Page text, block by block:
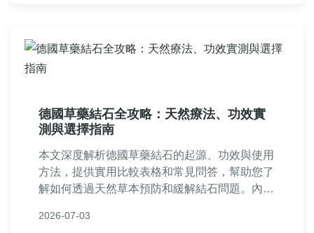
德國草藥結石全攻略：天然療法、功效實
測與選擇指南
本文深度解析德國草藥結石的起源、功效與使用
方法，提供實用比較表格和常見問答，幫助您了
解如何透過天然草本預防和緩解結石問題。內容
做出明智選擇。
2026-07-03